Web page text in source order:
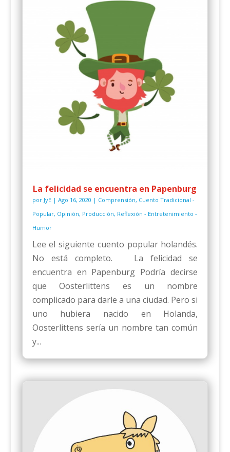
La felicidad se encuentra en Papenburg
por JyE| Ago 16, 2020 | Comprensión, Cuento Tradicional -
Popular, Opinión, Producción, Reflexión - Entretenimiento -
Humor
Lee el siguiente cuento popular holandés.
No está completo. La felicidad se
encuentra en Papenburg Podría decirse
que Oosterlittens es un nombre
complicado para darle a una ciudad. Pero si
uno hubiera nacido en Holanda,
Oosterlittens sería un nombre tan común
y...